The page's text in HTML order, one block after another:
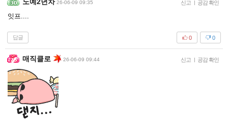
노예2년차 26-06-09 09:35 신고 | 공감 확인
잇프....
답글 0
0
매직클로 26-06-09 09:44 신고 | 공감 확인